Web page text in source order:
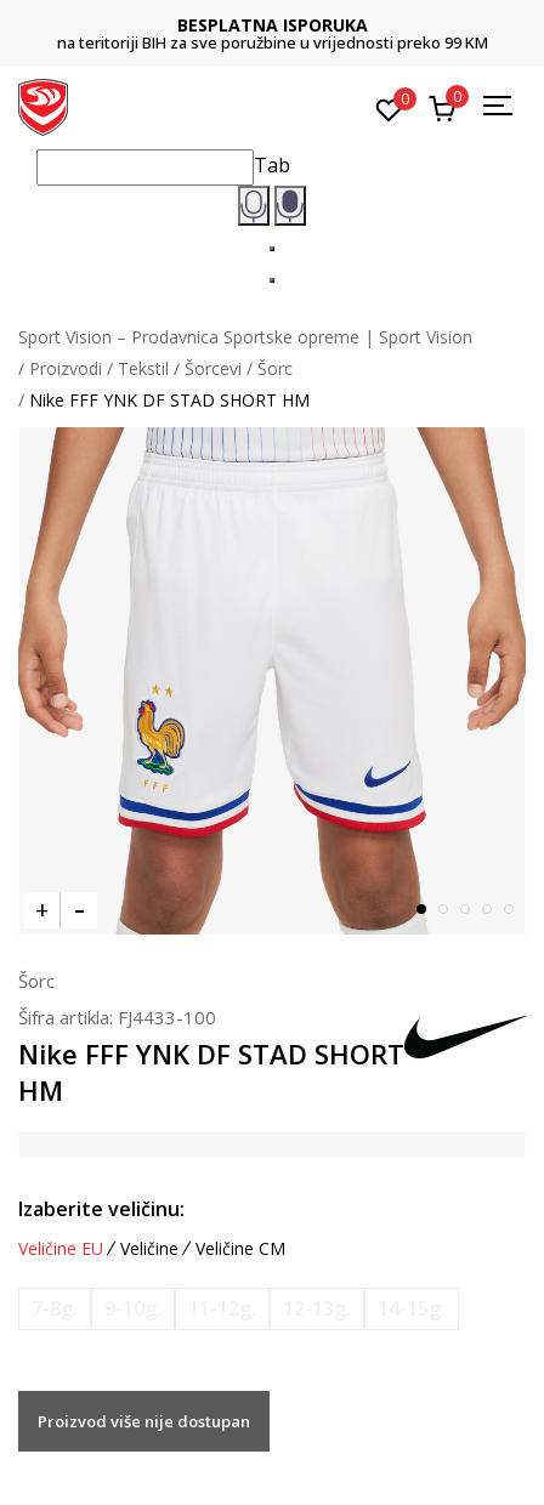
BESPLATNA ISPORUKA
na teritoriji BIH za sve poružbine u vrijednosti preko 99 KM
0 0
Tab
Sport Vision – Prodavnica Sportske opreme | Sport Vision
Proizvodi
Tekstil Šorcevi
Šorc
Nike FFF YNK DF STAD SHORT HM
Šorc
Šifra artikla: FJ4433-100
Nike FFF YNK DF STAD SHORT
HM
Izaberite veličinu:
Veličine EU Veličine Veličine CM
Proizvod više nije dostupan